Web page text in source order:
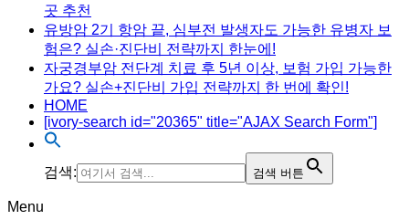
곳 추천
유방암 2기 항암 끝, 심부전 발생자도 가능한 유병자 보
험은? 실손·진단비 전략까지 한눈에!
자궁경부암 전단계 치료 후 5년 이상, 보험 가입 가능한
가요? 실손+진단비 가입 전략까지 한 번에 확인!
HOME
[ivory-search id="20365" title="AJAX Search Form"]
검색: 검색 버튼
Menu